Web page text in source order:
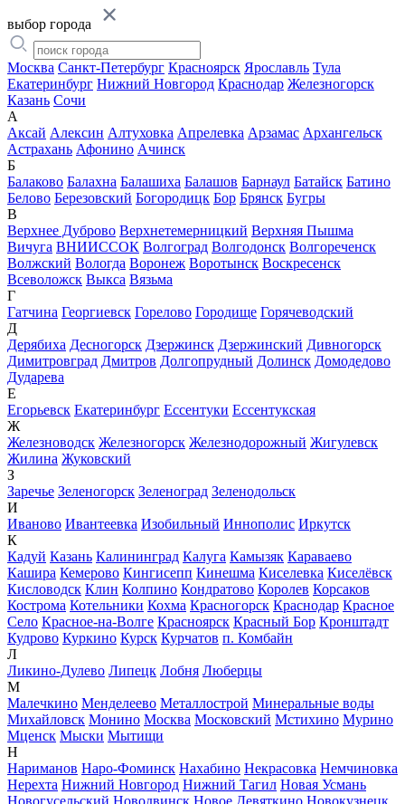
выбор города
Москва Санкт-Петербург Красноярск Ярославль Тула
Екатеринбург Нижний Новгород Краснодар Железногорск
Казань Сочи
А
Аксай Алексин Алтуховка Апрелевка Арзамас Архангельск
Астрахань Афонино Ачинск
Б
Балаково Балахна Балашиха Балашов Барнаул Батайск Батино
Белово Березовский Богородицк Бор Брянск Бугры
В
Верхнее Дуброво Верхнетемерницкий Верхняя Пышма
Вичуга ВНИИССОК Волгоград Волгодонск Волгореченск
Волжский Вологда Воронеж Воротынск Воскресенск
Всеволожск Выкса Вязьма
Г
Гатчина Георгиевск Горелово Городище Горячеводский
Д
Дерябиха Десногорск Дзержинск Дзержинский Дивногорск
Димитровград Дмитров Долгопрудный Долинск Домодедово
Дударева
Е
Егорьевск Екатеринбург Ессентуки Ессентукская
Ж
Железноводск Железногорск Железнодорожный Жигулевск
Жилина Жуковский
З
Заречье Зеленогорск Зеленоград Зеленодольск
И
Иваново Ивантеевка Изобильный Иннополис Иркутск
К
Кадуй Казань Калининград Калуга Камызяк Караваево
Кашира Кемерово Кингисепп Кинешма Киселевка Киселёвск
Кисловодск Клин Колпино Кондратово Королев Корсаков
Кострома Котельники Кохма Красногорск Краснодар Красное
Село Красное-на-Волге Красноярск Красный Бор Кронштадт
Кудрово Куркино Курск Курчатов п. Комбайн
Л
Ликино-Дулево Липецк Лобня Люберцы
М
Малечкино Менделеево Металлострой Минеральные воды
Михайловск Монино Москва Московский Мстихино Мурино
Мценск Мыски Мытищи
Н
Нариманов Наро-Фоминск Нахабино Некрасовка Немчиновка
Нерехта Нижний Новгород Нижний Тагил Новая Усмань
Новогусельский Новодвинск Новое Девяткино Новокузнецк